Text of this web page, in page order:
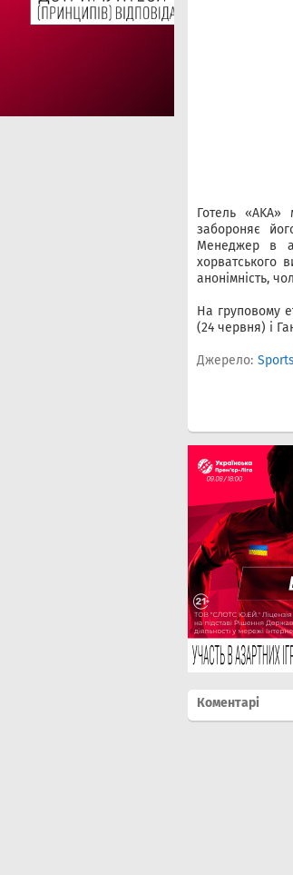
Готель
забороняє
Менеджер в
хорватського
анонімність,
На груповому
(24 червня) і
Джерело:
Коментарі